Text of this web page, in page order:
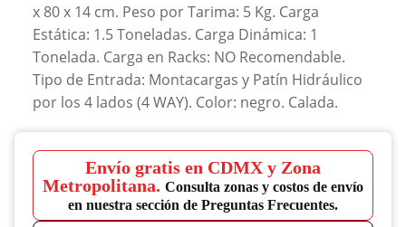
x 80 x 14 cm. Peso por Tarima: 5 Kg. Carga
Estática: 1.5 Toneladas. Carga Dinámica: 1
Tonelada. Carga en Racks: NO Recomendable.
Tipo de Entrada: Montacargas y Patín Hidráulico
por los 4 lados (4 WAY). Color: negro. Calada.
Envío gratis en CDMX y Zona
Metropolitana. Consulta zonas y costos de envío
en nuestra sección de Preguntas Frecuentes.